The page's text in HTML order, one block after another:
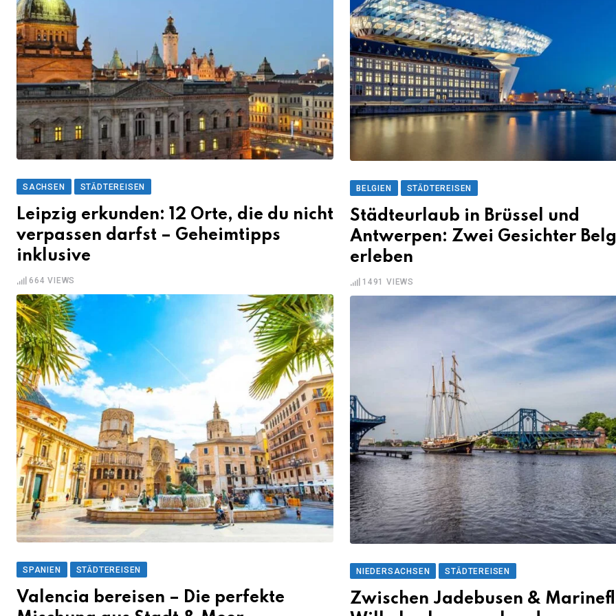
SACHSEN STÄDTEREISEN
Leipzig erkunden: 12 Orte, die du nicht
verpassen darfst – Geheimtipps
inklusive
664 VIEWS
BELGIEN STÄDTEREISEN
Städteurlaub in Brüssel und
Antwerpen: Zwei Gesichter
erleben
1491 VIEWS
SPANIEN STÄDTEREISEN
Valencia bereisen – Die perfekte
NIEDERSACHSEN STÄDTEREISEN
Zwischen Jadebusen &